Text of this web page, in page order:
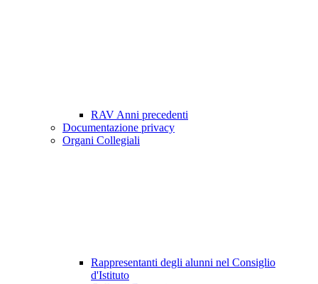
RAV Anni precedenti
Documentazione privacy
Organi Collegiali
Rappresentanti degli alunni nel Consiglio
d'Istituto